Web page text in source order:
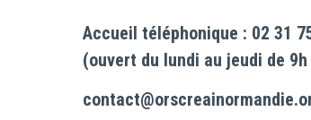
Accueil téléphonique : 02 31
(ouvert du lundi au jeudi de